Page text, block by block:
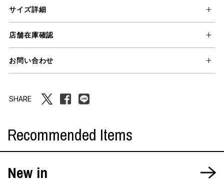
サイズ詳細
店舗在庫確認
お問い合わせ
SHARE
Recommended Items
New in